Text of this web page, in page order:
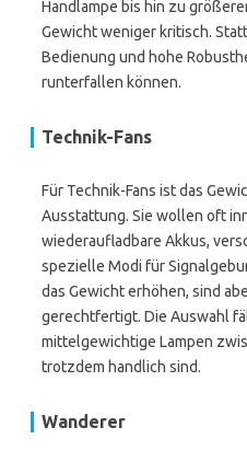
Handlampe bis hin zu
Gewicht weniger kritisch.
Bedienung und hohe
runterfallen können.
Technik-Fans
Für Technik-Fans ist das
Ausstattung. Sie wollen oft
wiederaufladbare Akkus,
spezielle Modi für
das Gewicht erhöhen, sind
gerechtfertigt. Die Auswahl
mittelgewichtige Lampen
trotzdem handlich sind.
Wanderer